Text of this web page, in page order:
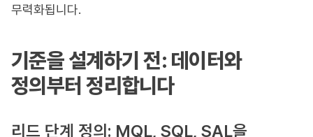
무력화됩니다.
기준을 설계하기 전: 데이터와
정의부터 정리합니다
리드 단계 정의: MQL, SQL, SAL을